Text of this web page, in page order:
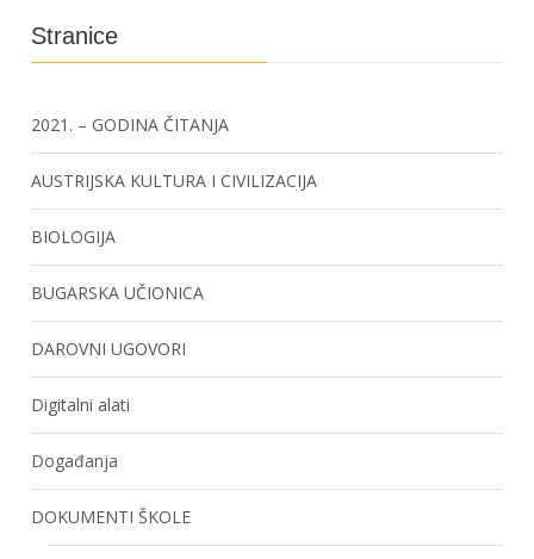
Stranice
2021. – GODINA ČITANJA
AUSTRIJSKA KULTURA I CIVILIZACIJA
BIOLOGIJA
BUGARSKA UČIONICA
DAROVNI UGOVORI
Digitalni alati
Događanja
DOKUMENTI ŠKOLE